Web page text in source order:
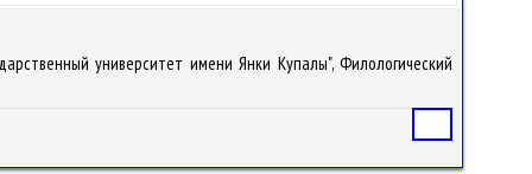
университет имени Янки Купалы", Филологический